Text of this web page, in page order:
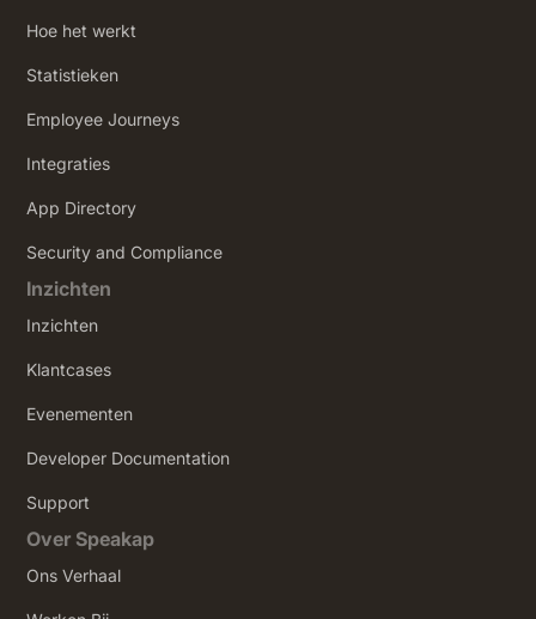
Hoe het werkt
Statistieken
Employee Journeys
Integraties
App Directory
Security and Compliance
Inzichten
Inzichten
Klantcases
Evenementen
Developer Documentation
Support
Over Speakap
Ons Verhaal